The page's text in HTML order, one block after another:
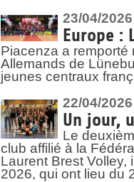
23/04/2026
Europe :
Piacenza a remporté
Allemands de
jeunes centraux
22/04/2026
Un jour,
Le
club affilié à la
Laurent Brest Volley,
2026, qui ont lieu du